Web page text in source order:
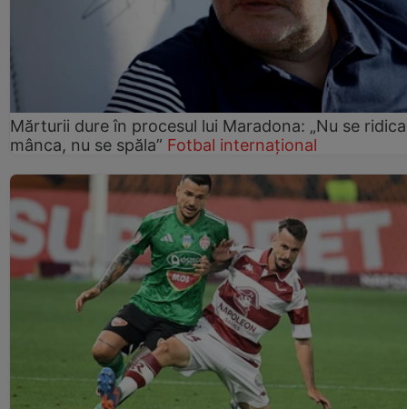
Mărturii dure în procesul lui Maradona: „Nu se
mânca, nu se spăla” Fotbal internațional